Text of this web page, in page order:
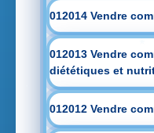
012014 Vendre
012013 Vendre
diététiques et
012012 Vendre